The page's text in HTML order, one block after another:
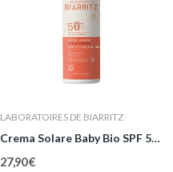
LABORATOIRES DE BIARRITZ
Crema Solare Baby Bio SPF 50+ 100 ml
27,90 €